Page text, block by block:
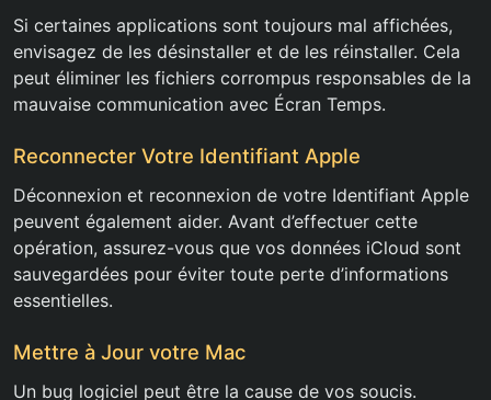
Si certaines applications sont toujours mal affichées,
envisagez de les désinstaller et de les réinstaller. Cela
peut éliminer les fichiers corrompus responsables de la
mauvaise communication avec Écran Temps.
Reconnecter Votre Identifiant Apple
Déconnexion et reconnexion de votre Identifiant Apple
peuvent également aider. Avant d’effectuer cette
opération, assurez-vous que vos données iCloud sont
sauvegardées pour éviter toute perte d’informations
essentielles.
Mettre à Jour votre Mac
Un bug logiciel peut être la cause de vos soucis.